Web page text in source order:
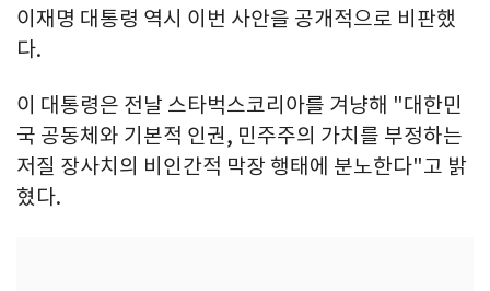
이재명 대통령 역시 이번 사안을 공개적으로 비판했
다.
이 대통령은 전날 스타벅스코리아를 겨냥해 "대한민
국 공동체와 기본적 인권, 민주주의 가치를 부정하는
저질 장사치의 비인간적 막장 행태에 분노한다"고 밝
혔다.